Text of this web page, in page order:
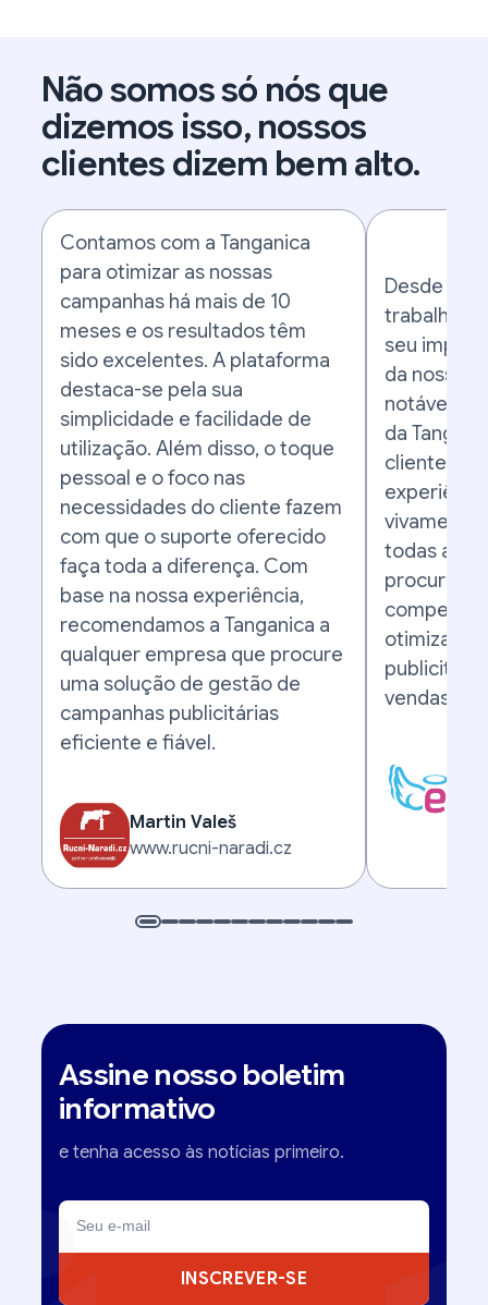
Não somos só nós que
dizemos isso, nossos
clientes dizem bem alto.
Contamos com a Tanganica
para otimizar as nossas
campanhas há mais de 10
meses e os resultados têm
sido excelentes. A plataforma
destaca-se pela sua
simplicidade e facilidade de
utilização. Além disso, o toque
pessoal e o foco nas
necessidades do cliente fazem
com que o suporte oferecido
faça toda a diferença. Com
base na nossa experiência,
recomendamos a Tanganica a
qualquer empresa que procure
uma solução de gestão de
campanhas publicitárias
eficiente e fiável.
Martin Valeš
www.rucni-naradi.cz
Desde
trabalhar
seu
da nossa
notável.
da
cliente.
vivamente
todas as
procuram
otimizar
vendas.
Assine nosso boletim
informativo
e tenha acesso às notícias primeiro.
INSCREVER-SE